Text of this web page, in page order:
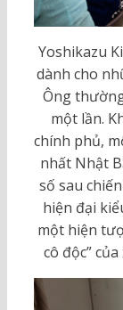
Yoshikazu
dành cho
Ông
một lần.
chính phủ,
nhất Nhật
số sau
hiện đại
một hiện
cô độc”